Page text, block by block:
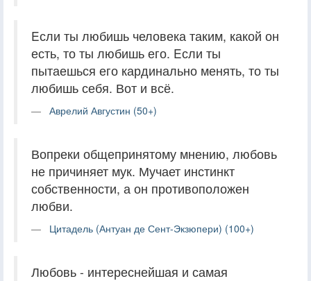
Eсли ты любишь человека таким, какой он
есть, то ты любишь его. Eсли ты
пытаешься его кардинально менять, то ты
любишь себя. Вот и всё.
Аврелий Августин (50+)
Вопреки общепринятому мнению, любовь
не причиняет мук. Мучает инстинкт
собственности, а он противоположен
любви.
Цитадель (Антуан де Сент-Экзюпери) (100+)
Любовь - интереснейшая и самая